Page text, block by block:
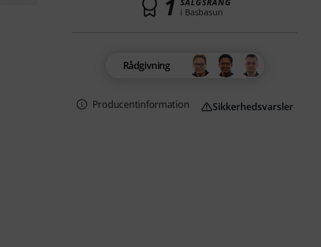
1 i Basbasun
Rådgivning
Producentinformation Sikkerhedsvarsler